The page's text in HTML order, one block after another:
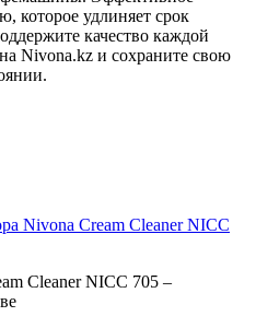
которое удлиняет срок
качество каждой
Nivona.kz и сохраните свою
Nivona Cream Cleaner NICC
Cleaner NICC 705 –